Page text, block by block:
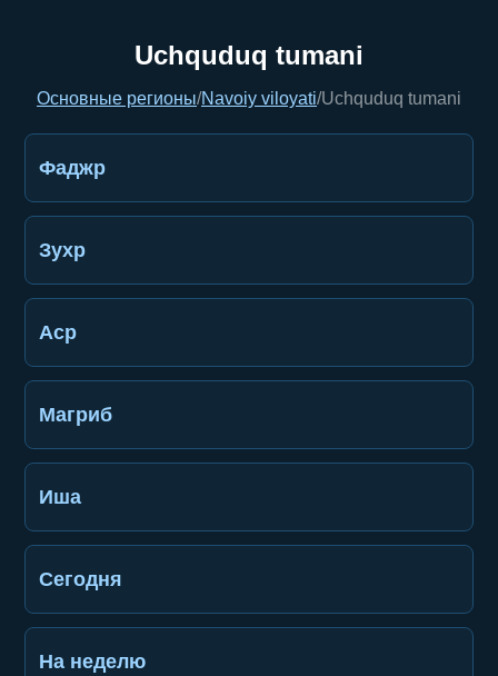
Uchquduq tumani
Основные регионы/Navoiy viloyati/Uchquduq tumani
Фаджр
Зухр
Аср
Магриб
Иша
Сегодня
На неделю